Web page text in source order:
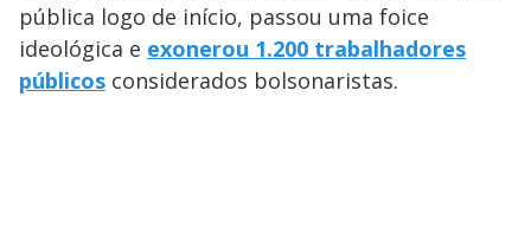
pública logo de início, passou uma foice
ideológica e exonerou 1.200 trabalhadores
públicos considerados bolsonaristas.